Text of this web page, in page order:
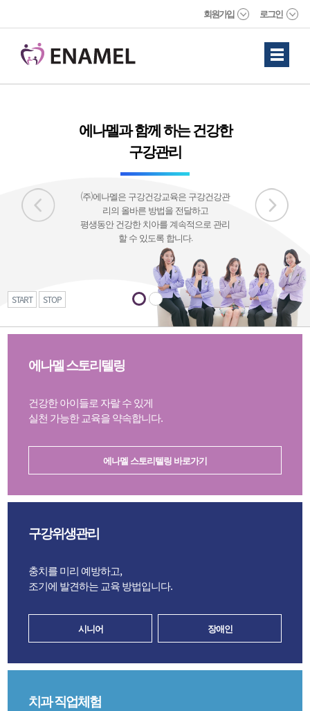
회원가입 로그인
에나멜과 함께 하는 건강한
구강관리
(주)에나멜은 구강건강교육은 구강건강관
리의 올바른 방법을 전달하고
평생동안 건강한 치아를 계속적으로 관리
할 수 있도록 합니다.
START STOP
에나멜 스토리텔링
건강한 아이들로 자랄 수 있게
실천 가능한 교육을 약속합니다.
에나멜 스토리텔링 바로가기
구강위생관리
충치를 미리 예방하고,
조기에 발견하는 교육 방법입니다.
시니어 장애인
치과 직업체험